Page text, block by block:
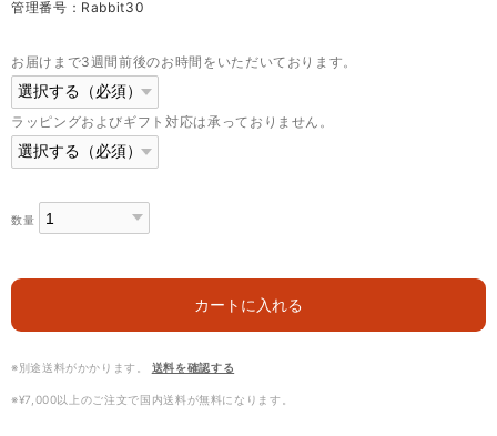
管理番号：Rabbit30
お届けまで3週間前後のお時間をいただいております。
ラッピングおよびギフト対応は承っておりません。
数量
カートに入れる
※別途送料がかかります。 送料を確認する
※¥7,000以上のご注文で国内送料が無料になります。